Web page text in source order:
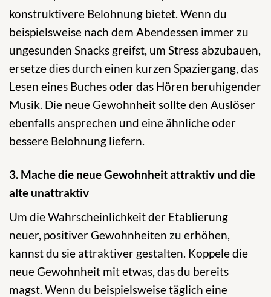
konstruktivere Belohnung bietet. Wenn du
beispielsweise nach dem Abendessen immer zu
ungesunden Snacks greifst, um Stress abzubauen,
ersetze dies durch einen kurzen Spaziergang, das
Lesen eines Buches oder das Hören beruhigender
Musik. Die neue Gewohnheit sollte den Auslöser
ebenfalls ansprechen und eine ähnliche oder
bessere Belohnung liefern.
3. Mache die neue Gewohnheit attraktiv und die
alte unattraktiv
Um die Wahrscheinlichkeit der Etablierung
neuer, positiver Gewohnheiten zu erhöhen,
kannst du sie attraktiver gestalten. Koppele die
neue Gewohnheit mit etwas, das du bereits
magst. Wenn du beispielsweise täglich eine